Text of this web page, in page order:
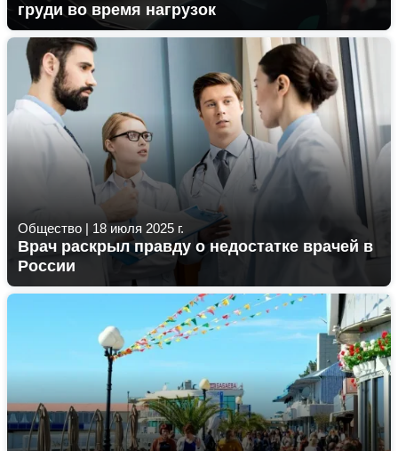
груди во время нагрузок
Общество | 18 июля 2025 г.
Врач раскрыл правду о недостатке врачей в
России